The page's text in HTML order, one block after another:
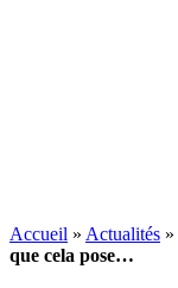
Accueil » Actualités »
que cela pose…